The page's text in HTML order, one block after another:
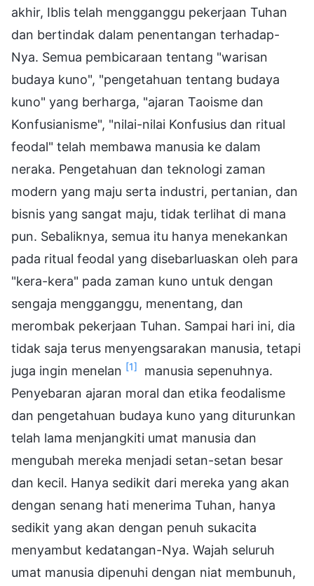
akhir, Iblis telah mengganggu pekerjaan Tuhan
dan bertindak dalam penentangan terhadap-
Nya. Semua pembicaraan tentang "warisan
budaya kuno", "pengetahuan tentang budaya
kuno" yang berharga, "ajaran Taoisme dan
Konfusianisme", "nilai-nilai Konfusius dan ritual
feodal" telah membawa manusia ke dalam
neraka. Pengetahuan dan teknologi zaman
modern yang maju serta industri, pertanian, dan
bisnis yang sangat maju, tidak terlihat di mana
pun. Sebaliknya, semua itu hanya menekankan
pada ritual feodal yang disebarluaskan oleh para
"kera-kera" pada zaman kuno untuk dengan
sengaja mengganggu, menentang, dan
merombak pekerjaan Tuhan. Sampai hari ini, dia
tidak saja terus menyengsarakan manusia, tetapi
juga ingin menelan [1]
manusia sepenuhnya.
Penyebaran ajaran moral dan etika feodalisme
dan pengetahuan budaya kuno yang diturunkan
telah lama menjangkiti umat manusia dan
mengubah mereka menjadi setan-setan besar
dan kecil. Hanya sedikit dari mereka yang akan
dengan senang hati menerima Tuhan, hanya
sedikit yang akan dengan penuh sukacita
menyambut kedatangan-Nya. Wajah seluruh
umat manusia dipenuhi dengan niat membunuh,